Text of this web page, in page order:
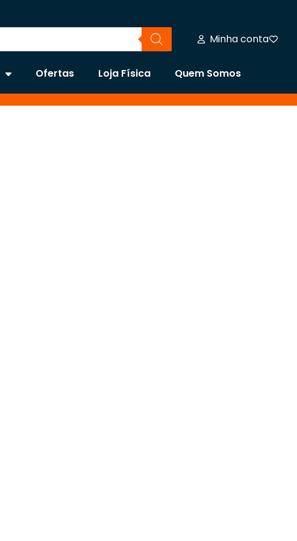
Minha conta
Ofertas Loja Física Quem Somos